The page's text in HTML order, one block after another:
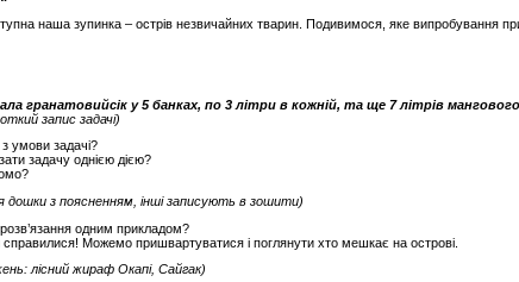
наша зупинка – острів незвичайних тварин. Подивимося, яке випробування
гранатовийсік у 5 банках, по 3 літри в кожній, та ще 7 літрів
запис задачі)
умови задачі?
задачу однією дією?
дошки з поясненням, інші записують в зошити)
одним прикладом?
Можемо пришвартуватися і поглянути хто мешкає на острові.
лісний жираф Окапі, Сайгак)